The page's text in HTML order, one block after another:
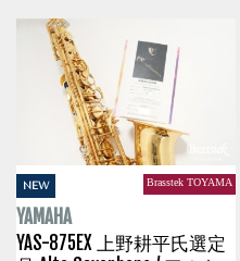
NEW Brasstek TOYAMA
YAMAHA
YAS-875EX 上野耕平氏選定